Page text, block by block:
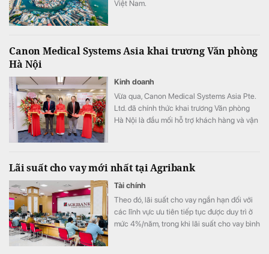
Việt Nam.
Canon Medical Systems Asia khai trương Văn phòng
Hà Nội
Kinh doanh
Vừa qua, Canon Medical Systems Asia Pte.
Ltd. đã chính thức khai trương Văn phòng
Hà Nội là đầu mối hỗ trợ khách hàng và vận
Lãi suất cho vay mới nhất tại Agribank
Tài chính
Theo đó, lãi suất cho vay ngắn hạn đối với
các lĩnh vực ưu tiên tiếp tục được duy trì ở
mức 4%/năm, trong khi lãi suất cho vay bình